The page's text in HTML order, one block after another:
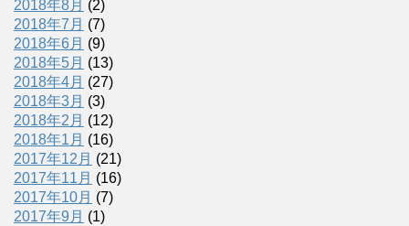
2018年8月 (2)
2018年7月 (7)
2018年6月 (9)
2018年5月 (13)
2018年4月 (27)
2018年3月 (3)
2018年2月 (12)
2018年1月 (16)
2017年12月 (21)
2017年11月 (16)
2017年10月 (7)
2017年9月 (1)